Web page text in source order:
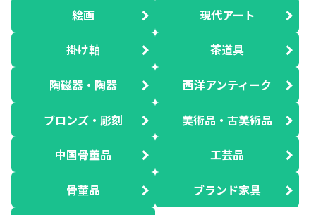
絵画 現代アート
掛け軸 茶道具
陶磁器・陶器 西洋アンティーク
ブロンズ・彫刻 美術品・古美術品
中国骨董品 工芸品
骨董品 ブランド家具